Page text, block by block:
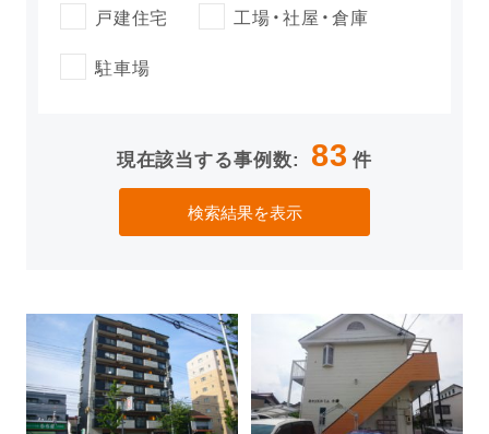
戸建住宅
工場・社屋・倉庫
駐車場
現在該当する事例数: 83 件
検索結果を表示